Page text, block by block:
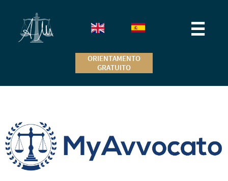

ORIENTAMENTO
GRATUITO